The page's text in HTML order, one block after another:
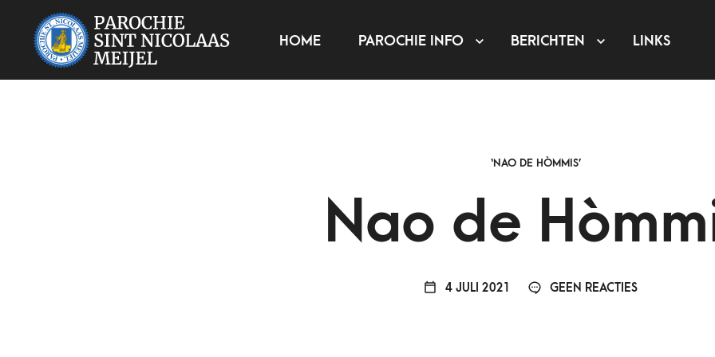
HOME PAROCHIE INFO BERICHTEN LINKS
‘NAO DE HÒMMIS’
Nao de
4 JULI 2021 GEEN REACTIES